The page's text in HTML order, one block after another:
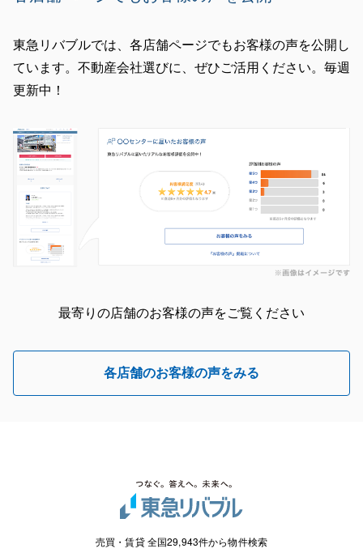
東急リバブルでは、各店舗ページでもお客様の声を公開し
ています。不動産会社選びに、ぜひご活用ください。毎週
更新中！
最寄りの店舗のお客様の声をご覧ください
各店舗のお客様の声をみる
売買・賃貸 全国29,943件から物件検索